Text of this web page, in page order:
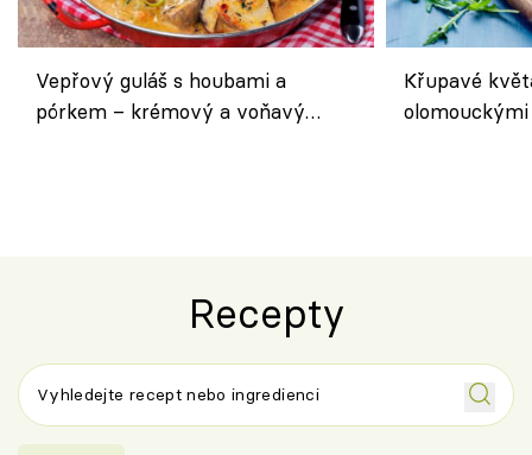
Vepřový guláš s houbami a
pórkem – krémový a voňavý
Křupavé
Recepty